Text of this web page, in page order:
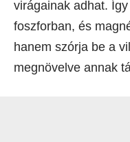
virágainak adhat.
foszforban, és
hanem szórja be a
megnövelve annak